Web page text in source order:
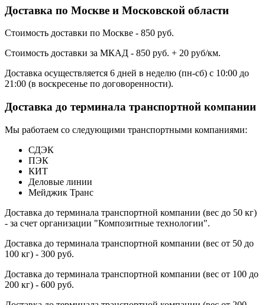
Доставка по Москве и Московской области
Стоимость доставки по Москве - 850 руб.
Стоимость доставки за МКАД - 850 руб. + 20 руб/км.
Доставка осуществляется 6 дней в неделю (пн-сб) с 10:00 до
21:00 (в воскресенье по договоренности).
Доставка до терминала транспортной компании
Мы работаем со следующими транспортными компаниями:
СДЭК
ПЭК
КИТ
Деловые линии
Мейджик Транс
Доставка до терминала транспортной компании (вес до 50 кг)
- за счет организации "Композитные технологии".
Доставка до терминала транспортной компании (вес от 50 до
100 кг) - 300 руб.
Доставка до терминала транспортной компании (вес от 100 до
200 кг) - 600 руб.